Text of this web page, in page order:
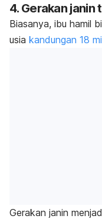
4. Gerakan janin
Biasanya, ibu hamil
usia kandungan 18
Gerakan janin